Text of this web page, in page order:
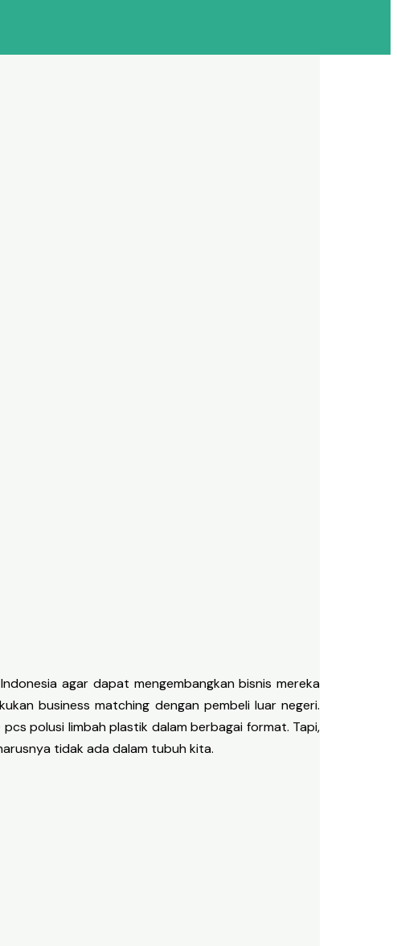
agar dapat mengembangkan bisnis mereka
business matching dengan pembeli luar negeri.
polusi limbah plastik dalam berbagai format. Tapi,
tidak ada dalam tubuh kita.